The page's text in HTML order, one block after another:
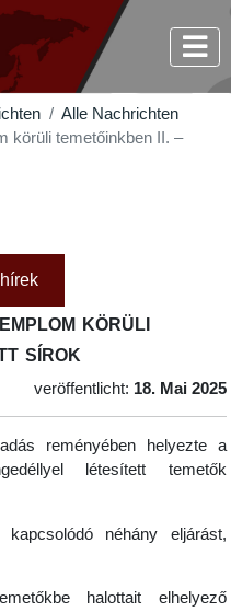
Alle Nachrichten
körüli temetőinkben II. –
körüli
sírok
veröffentlicht: 18. Mai 2025
reményében helyezte a
létesített temetők
néhány eljárást,
halottait elhelyező